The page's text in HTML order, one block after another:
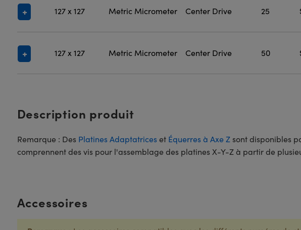
127 x 127 Metric Micrometer Center Drive 25
127 x 127 Metric Micrometer Center Drive 50
Description produit
Remarque : Des Platines Adaptatriceset Équerres à Axe Zsont disponibles
comprennent des vis pour l'assemblage des platines X-Y-Z à partir de
Accessoires